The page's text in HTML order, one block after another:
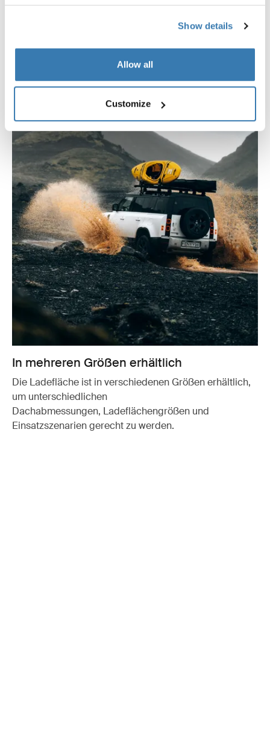
Show details
Allow all
Customize
In mehreren Größen erhältlich
Die Ladefläche ist in verschiedenen Größen erhältlich,
um unterschiedlichen
Dachabmessungen, Ladeflächengrößen und
Einsatzszenarien gerecht zu werden.